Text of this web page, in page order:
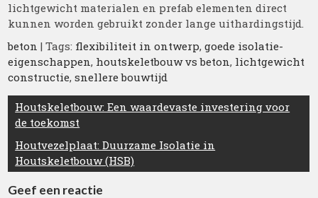
lichtgewicht materialen en prefab elementen direct
kunnen worden gebruikt zonder lange uithardingstijd.
beton | Tags: flexibiliteit in ontwerp,goede isolatie-
eigenschappen, houtskeletbouw vs beton, lichtgewicht
constructie,snellere bouwtijd
Berichtnavigatie
Houtskeletbouw: Een waardevaste investering voor
de toekomst
Houtvezelplaat: Duurzame Isolatie in
Houtskeletbouw (HSB)
Geef een reactie